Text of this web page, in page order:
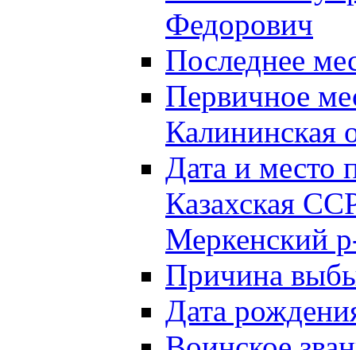
Федорович
Последнее
Первичное
Калининская
Дата и
Казахская
Меркенский
Причина
Дата